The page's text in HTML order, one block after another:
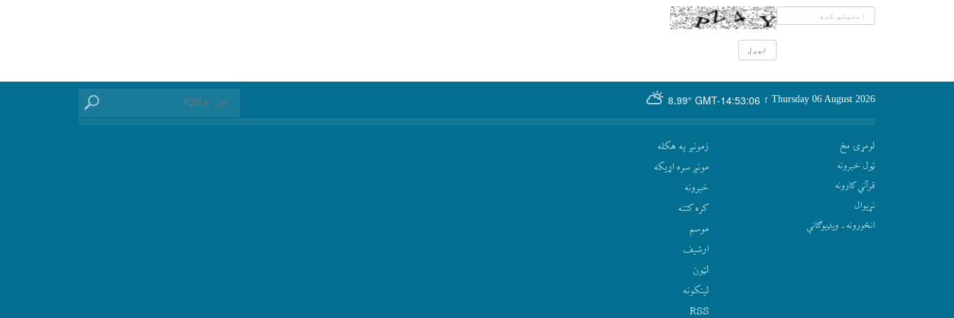
GMT-14:53:06
8.99° Thursday 06 August 2026 ؛
لومړۍ مخ
ټول خبرونه
قرآني کارونه
نړيوال
انځورونه ـ ویډیوګانې
زمونږ په هکله
مونږ سره اړيکه
‫خبرونه
کره کتنه
موسم
ارشيف
لټون
لينکونه
RSS